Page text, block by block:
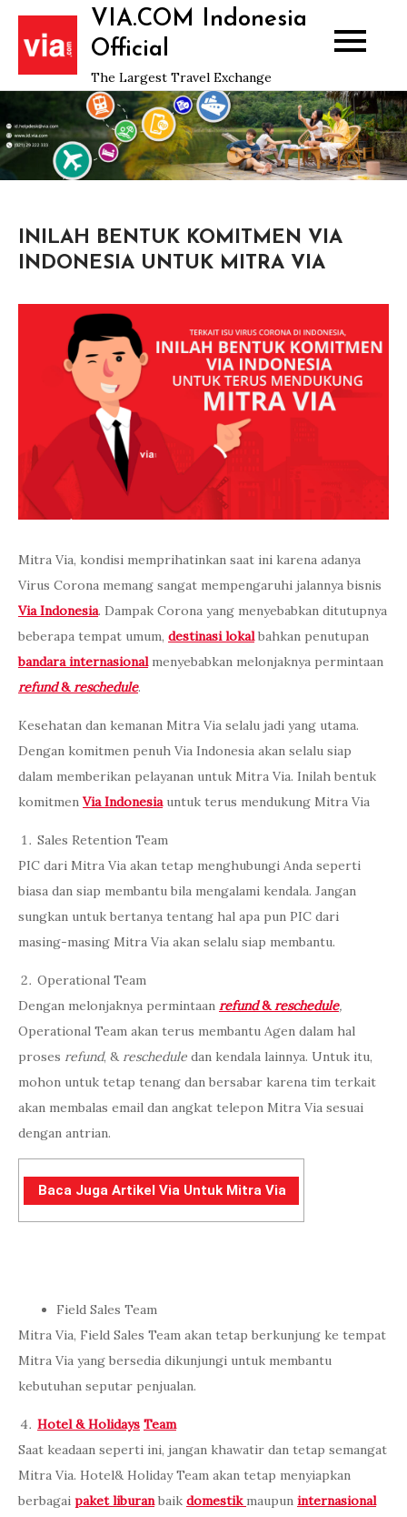
Skip
content
VIA.COM Indonesia
Official
The Largest Travel Exchange
INILAH BENTUK KOMITMEN VIA
INDONESIA UNTUK MITRA VIA
Mitra Via, kondisi memprihatinkan saat ini karena adanya
Virus Corona memang sangat mempengaruhi jalannya bisnis
Via Indonesia. Dampak Corona yang menyebabkan ditutupnya
beberapa tempat umum, destinasi lokalbahkan penutupan
bandara internasionalmenyebabkan melonjaknya permintaan
refund&reschedule.
Kesehatan dan kemanan Mitra Via selalu jadi yang utama.
Dengan komitmen penuh Via Indonesia akan selalu siap
dalam memberikan pelayanan untuk Mitra Via. Inilah bentuk
komitmen Via Indonesiauntuk terus mendukung Mitra Via
Sales Retention Team
PIC dari Mitra Via akan tetap menghubungi Anda seperti
biasa dan siap membantu bila mengalami kendala. Jangan
sungkan untuk bertanya tentang hal apa pun PIC dari
masing-masing Mitra Via akan selalu siap membantu.
Operational Team
Dengan melonjaknya permintaan refund&reschedule,
Operational Team akan terus membantu Agen dalam hal
proses refund, & reschedule dan kendala lainnya. Untuk itu,
mohon untuk tetap tenang dan bersabar karena tim terkait
akan membalas email dan angkat telepon Mitra Via sesuai
dengan antrian.
Baca Juga Artikel Via Untuk Mitra Via
Field Sales Team
Mitra Via, Field Sales Team akan tetap berkunjung ke tempat
Mitra Via yang bersedia dikunjungi untuk membantu
kebutuhan seputar penjualan.
Hotel & Holidays Team
Saat keadaan seperti ini, jangan khawatir dan tetap semangat
Mitra Via. Hotel& Holiday Team akan tetap menyiapkan
berbagai paket liburanbaik domestik maupun internasional